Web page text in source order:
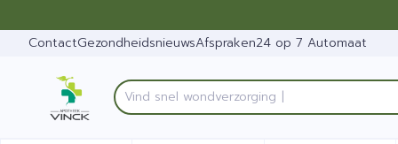
ContactGezondheidsnieuwsAfspraken24 op 7 Automaat
Product, merk, categorie...